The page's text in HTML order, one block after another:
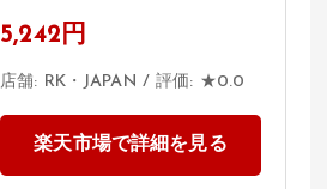
5,242円
店舗: RK・JAPAN / 評価: ★0.0
楽天市場で詳細を見る